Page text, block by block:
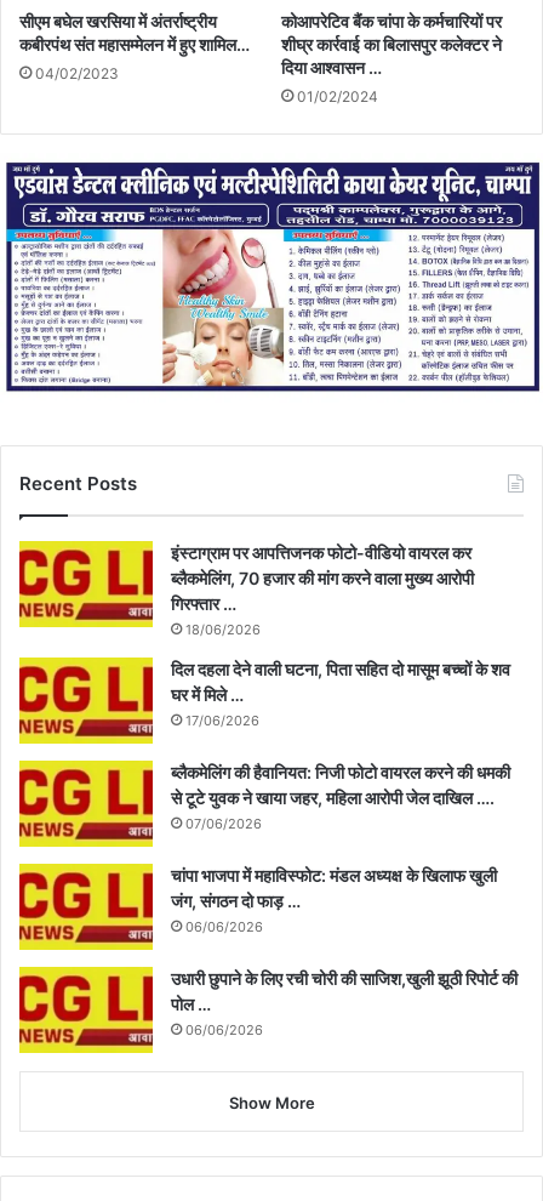
सीएम बघेल खरसिया में अंतर्राष्ट्रीय
कबीरपंथ संत महासम्मेलन में हुए शामिल…
04/02/2023
कोआपरेटिव बैंक चांपा के कर्मचारियों पर
शीघ्र कार्रवाई का बिलासपुर कलेक्टर ने
दिया आश्वासन …
01/02/2024
Recent Posts
इंस्टाग्राम पर आपत्तिजनक फोटो-वीडियो वायरल कर
ब्लैकमेलिंग, 70 हजार की मांग करने वाला मुख्य आरोपी
गिरफ्तार …
18/06/2026
दिल दहला देने वाली घटना, पिता सहित दो मासूम बच्चों के शव
घर में मिले …
17/06/2026
ब्लैकमेलिंग की हैवानियत: निजी फोटो वायरल करने की धमकी
से टूटे युवक ने खाया जहर, महिला आरोपी जेल दाखिल ….
07/06/2026
चांपा भाजपा में महाविस्फोट: मंडल अध्यक्ष के खिलाफ खुली
जंग, संगठन दो फाड़ …
06/06/2026
उधारी छुपाने के लिए रची चोरी की साजिश,खुली झूठी रिपोर्ट की
पोल …
06/06/2026
Show More